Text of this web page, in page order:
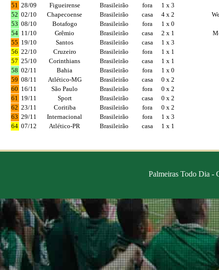
51 28/09 Figueirense Brasileirão fora
1 x 3
52 02/10 Chapecoense Brasileirão casa 4 x 2
53 08/10 Botafogo Brasileirão fora
1 x 0
54 11/10 Grêmio Brasileirão casa 2 x 1
55 19/10 Santos Brasileirão casa
1 x 3
56 22/10 Cruzeiro Brasileirão fora
1 x 1
57 25/10 Corinthians Brasileirão casa
1 x 1
58 02/11 Bahia Brasileirão fora
1 x 0
59 08/11 Atlético-MG Brasileirão casa
0 x 2
60 16/11 São Paulo Brasileirão fora
0 x 2
61 19/11 Sport Brasileirão casa
0 x 2
62 23/11 Coritiba Brasileirão fora
0 x 2
63 29/11 Internacional Brasileirão fora
1 x 3
64 07/12 Atlético-PR Brasileirão casa 1 x 1
Palmeiras Todo Dia -